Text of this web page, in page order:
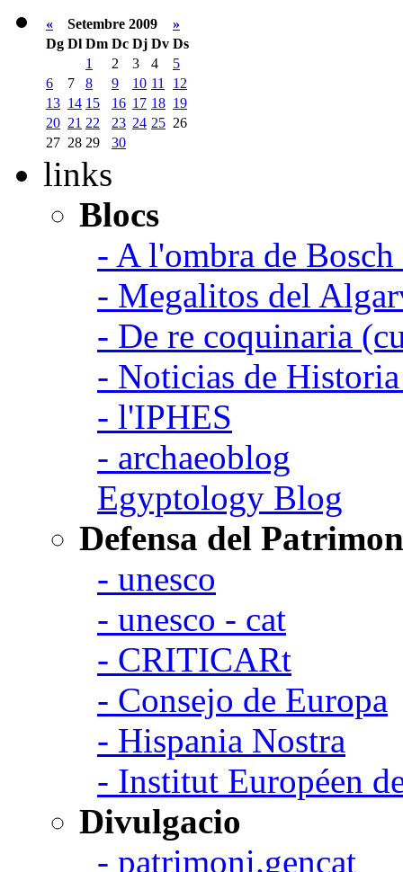
« Setembre 2009
»
Dg Dl Dm Dc Dj Dv Ds
1
2 3 4
5
6
7 8 9 10 11
12
13 14 15 16 17 18 19
20 21 22 23 24 25 26
27 28 29 30
links
Blocs
- A l'ombra de
- Megalitos del
- De re coquinaria
- Noticias de
- l'IPHES
- archaeoblog
Egyptology Blog
Defensa del
- unesco
- unesco - cat
- CRITICARt
- Consejo de Europa
- Hispania Nostra
- Institut Européen
Divulgacio
- patrimoni.gencat